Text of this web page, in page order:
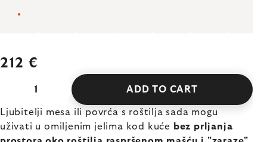
212 €
ADD TO CART
Ljubitelji mesa ili povrća s roštilja sada mogu
uživati u omiljenim jelima kod kuće
bez prljanja